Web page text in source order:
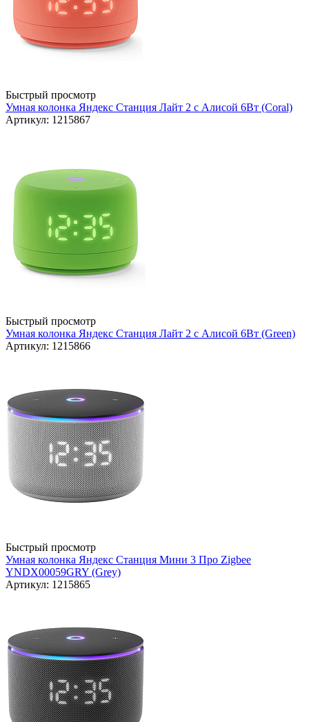
Быстрый просмотр
Умная колонка Яндекс Станция Лайт 2 с Алисой 6Вт (Coral)
Артикул: 1215867
Быстрый просмотр
Умная колонка Яндекс Станция Лайт 2 с Алисой 6Вт (Green)
Артикул: 1215866
Быстрый просмотр
Умная колонка Яндекс Станция Мини 3 Про Zigbee
YNDX00059GRY (Grey)
Артикул: 1215865